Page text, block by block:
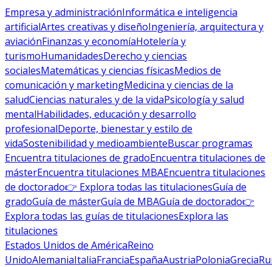
Empresa y administraciónInformática e inteligencia
artificialArtes creativas y diseñoIngeniería, arquitectura y
aviaciónFinanzas y economíaHotelería y
turismoHumanidadesDerecho y ciencias
socialesMatemáticas y ciencias físicasMedios de
comunicación y marketingMedicina y ciencias de la
saludCiencias naturales y de la vidaPsicología y salud
mentalHabilidades, educación y desarrollo
profesionalDeporte, bienestar y estilo de
vidaSostenibilidad y medioambienteBuscar programas
Encuentra titulaciones de gradoEncuentra titulaciones de
másterEncuentra titulaciones MBAEncuentra titulaciones
de doctorado👉 Explora todas las titulacionesGuía de
gradoGuía de másterGuía de MBAGuía de doctorado👉
Explora todas las guías de titulacionesExplora las
titulaciones
Estados Unidos de AméricaReino
UnidoAlemaniaItaliaFranciaEspañaAustriaPoloniaGrecia